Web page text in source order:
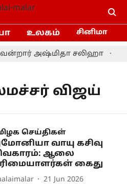
உலகம் சினிமா
அஷ்மிதா சலிஹா
விஜய்
செய்திகள்
வாயு கசிவு
ஆலை
கைது
21 Jun 2026